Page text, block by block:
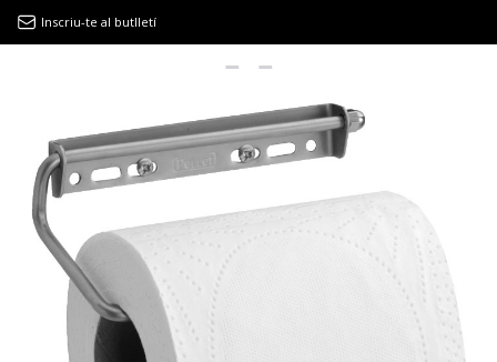
9MAGAZÍN
EL CLÀSSIC | ALBERT PLA
“LA VIDA ÉS COM LA MAR: SEMPRE BUSCA L’EQUILIBRI”
NOVETATS DISCOGRÀFIQUES
EL CLÀSSIC | ELS 3 TAMBORS
Inscriu-te al butlletí